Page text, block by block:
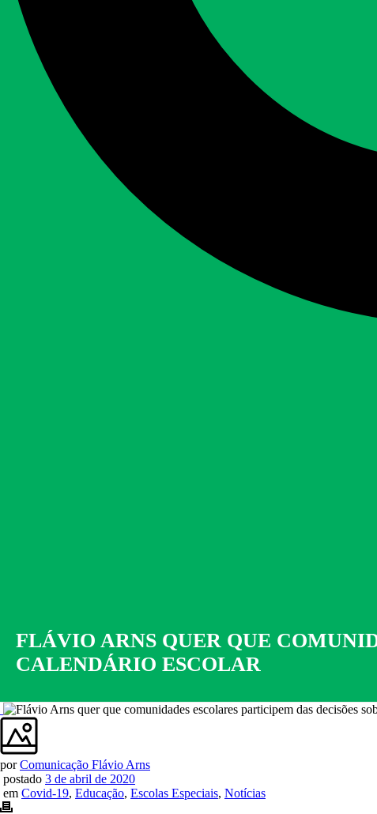
FLÁVIO ARNS QUER QUE
CALENDÁRIO ESCOLAR
porComunicação Flávio Arns
postado 3 de abril de 2020
em Covid-19, Educação, Escolas Especiais, Notícias